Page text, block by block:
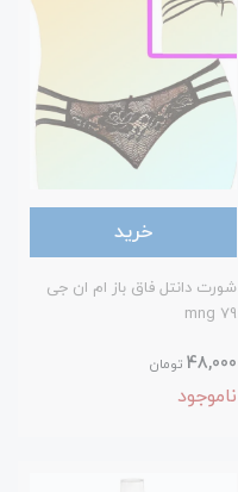
خرید
شورت دانتل فاق باز ام ان جی
79 mng
48,000 تومان
ناموجود